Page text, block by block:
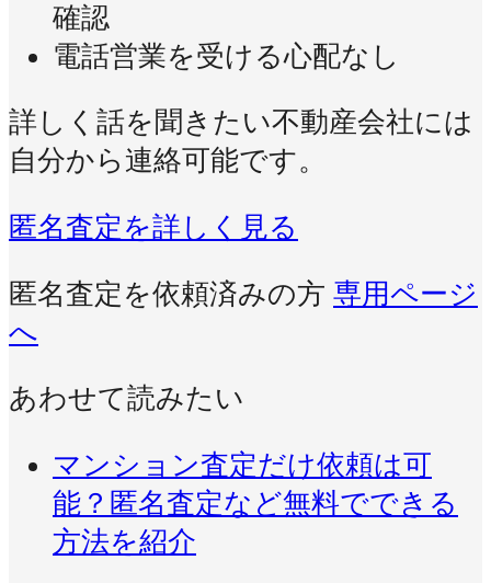
確認
電話営業を受ける心配なし
詳しく話を聞きたい不動産会社には
自分から連絡可能です。
匿名査定を詳しく見る
匿名査定を依頼済みの方 専用ページ
へ
あわせて読みたい
マンション査定だけ依頼は可
能？匿名査定など無料でできる
方法を紹介